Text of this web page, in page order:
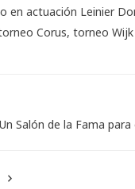
en actuación Leinier
Corus, torneo
Un Salón de la Fama